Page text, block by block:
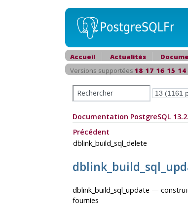
Accueil Actualités
Versions supportées 18 17 16 15 14
Documentation PostgreSQL
Précédent
dblink_build_sql_delete
dblink_build_sql_update —
fournies